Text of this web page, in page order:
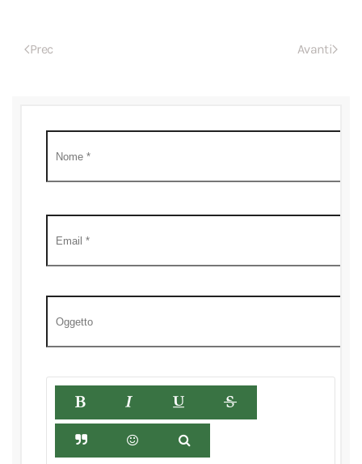
Prec Avanti